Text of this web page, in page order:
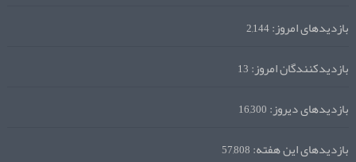
بازدیدهای امروز:2,144
بازدیدکنندگان امروز:13
بازدیدهای دیروز:16,300
بازدیدهای این هفته:57,808